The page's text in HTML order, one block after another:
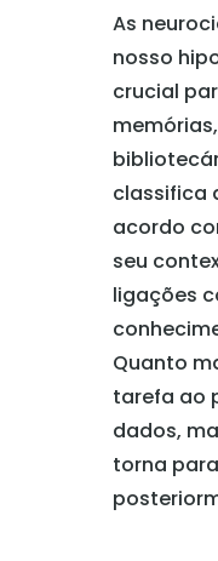
As
nosso
crucial
classifica
acordo
seu
ligações
Quanto
tarefa ao
dados,
torna